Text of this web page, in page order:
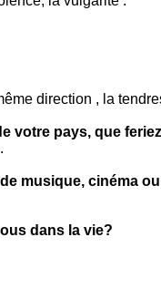
direction , la
votre pays, que
musique, cinéma
dans la vie?